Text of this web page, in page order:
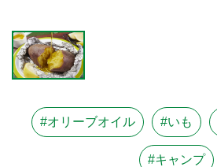
#オリーブオイル #いも
#キャンプ